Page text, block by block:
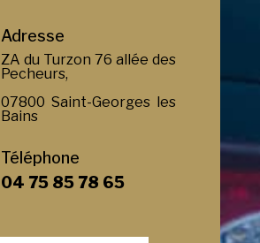
Adresse
ZA du Turzon 76 allée des
Pecheurs,
07800 Saint-Georges les
Bains
Téléphone
04 75 85 78 65